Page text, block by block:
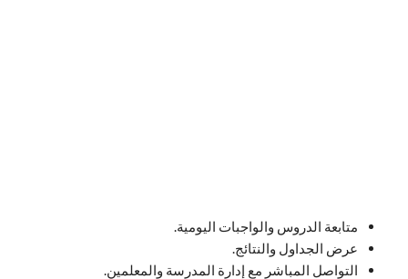
متابعة الدروس والواجبات اليومية.
عرض الجداول والنتائج.
التواصل المباشر مع إدارة المدرسة والمعلمين.